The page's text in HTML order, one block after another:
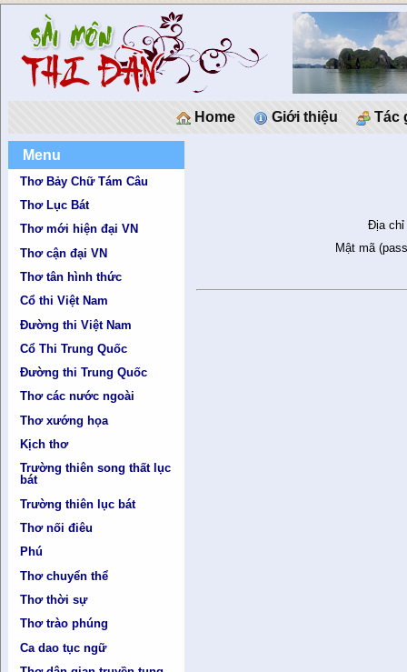
Home Giới thiệu Tác
Menu
Thơ Bảy Chữ Tám Câu
Thơ Lục Bát
Thơ mới hiện đại VN
Thơ cận đại VN
Thơ tân hình thức
Cổ thi Việt Nam
Đường thi Việt Nam
Cổ Thi Trung Quốc
Đường thi Trung Quốc
Thơ các nước ngoài
Thơ xướng họa
Kịch thơ
Trường thiên song thất lục
bát
Trường thiên lục bát
Thơ nối điêu
Phú
Thơ chuyển thể
Thơ thời sự
Thơ trào phúng
Ca dao tục ngữ
Địa chỉ
Mật mã